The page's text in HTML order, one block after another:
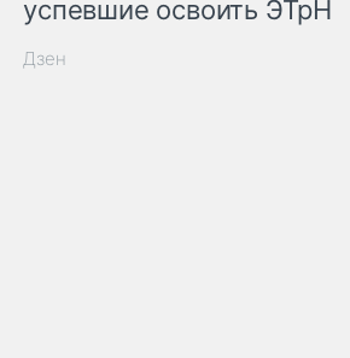
успевшие освоить ЭТрН
Дзен